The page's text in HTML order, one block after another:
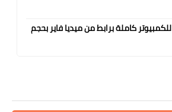
تحميل لعبة Granny للكمبيوتر كاملة برابط من ميديا فاير بحجم